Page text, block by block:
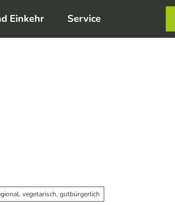
Einkehr Service
vegetarisch, gutbürgerlich